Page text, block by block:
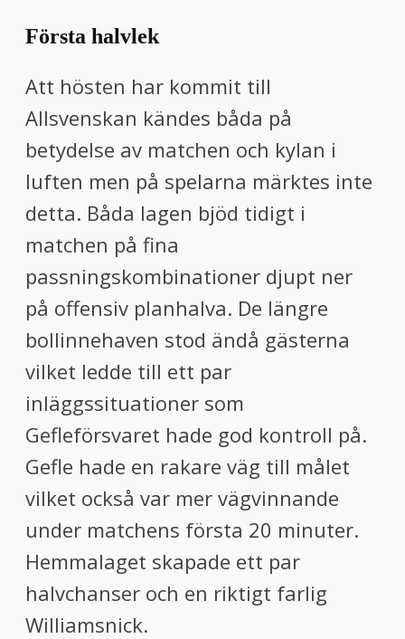
Första halvlek
Att hösten har kommit till
Allsvenskan kändes båda på
betydelse av matchen och kylan i
luften men på spelarna märktes inte
detta. Båda lagen bjöd tidigt i
matchen på fina
passningskombinationer djupt ner
på offensiv planhalva. De längre
bollinnehaven stod ändå gästerna
vilket ledde till ett par
inläggssituationer som
Gefleförsvaret hade god kontroll på.
Gefle hade en rakare väg till målet
vilket också var mer vägvinnande
under matchens första 20 minuter.
Hemmalaget skapade ett par
halvchanser och en riktigt farlig
Williamsnick.